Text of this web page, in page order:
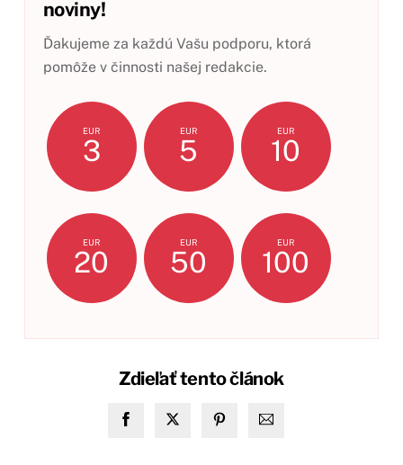
noviny!
Ďakujeme za každú Vašu podporu, ktorá
pomôže v činnosti našej redakcie.
EUR
3
EUR
5
EUR
10
EUR
20
EUR
50
EUR
100
Zdieľať tento článok